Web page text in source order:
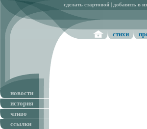
сделать стартовой добавить в
стихи
новости
история
чтиво
ссылки